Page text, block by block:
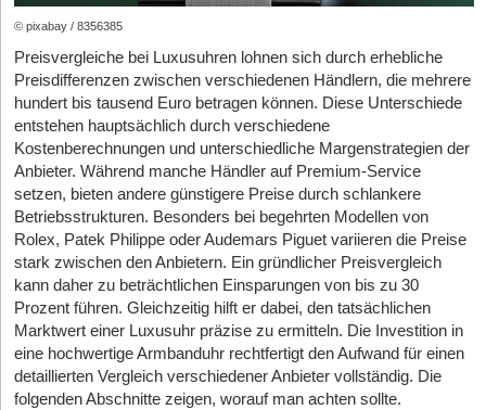
© pixabay / 8356385
Preisvergleiche bei Luxusuhren lohnen sich durch erhebliche
Preisdifferenzen zwischen verschiedenen Händlern, die mehrere
hundert bis tausend Euro betragen können. Diese Unterschiede
entstehen hauptsächlich durch verschiedene
Kostenberechnungen und unterschiedliche Margenstrategien der
Anbieter. Während manche Händler auf Premium-Service
setzen, bieten andere günstigere Preise durch schlankere
Betriebsstrukturen. Besonders bei begehrten Modellen von
Rolex, Patek Philippe oder Audemars Piguet variieren die Preise
stark zwischen den Anbietern. Ein gründlicher Preisvergleich
kann daher zu beträchtlichen Einsparungen von bis zu 30
Prozent führen. Gleichzeitig hilft er dabei, den tatsächlichen
Marktwert einer Luxusuhr präzise zu ermitteln. Die Investition in
eine hochwertige Armbanduhr rechtfertigt den Aufwand für einen
detaillierten Vergleich verschiedener Anbieter vollständig. Die
folgenden Abschnitte zeigen, worauf man achten sollte.